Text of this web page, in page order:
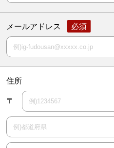
メールアドレス
住所
〒